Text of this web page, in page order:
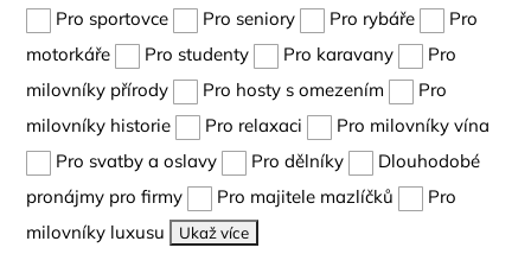
Pro sportovce Pro seniory Pro rybáře
Pro
motorkáře
Pro studenty Pro karavany
Pro
milovníky přírody
Pro hosty s omezením
Pro
milovníky historie
Pro relaxaci
Pro milovníky vína
Pro svatby a oslavy
Pro dělníky
Dlouhodobé
pronájmy pro firmy
Pro majitele mazlíčků
Pro
milovníky luxusu
Ukaž více